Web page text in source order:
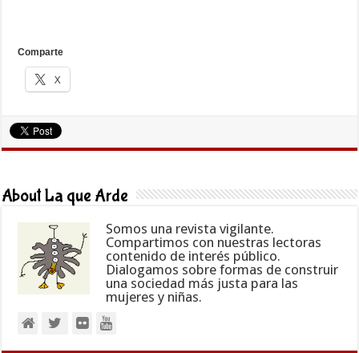
Comparte
X
About La que Arde
Somos una revista vigilante.
Compartimos con nuestras lectoras
contenido de interés público.
Dialogamos sobre formas de construir
una sociedad más justa para las
mujeres y niñas.